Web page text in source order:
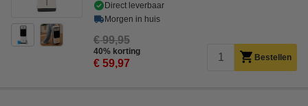
Direct leverbaar
Morgen in huis
€ 99,95
40% korting
€ 59,97 Bestellen